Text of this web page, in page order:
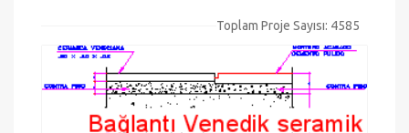
Toplam Proje Sayısı: 4585